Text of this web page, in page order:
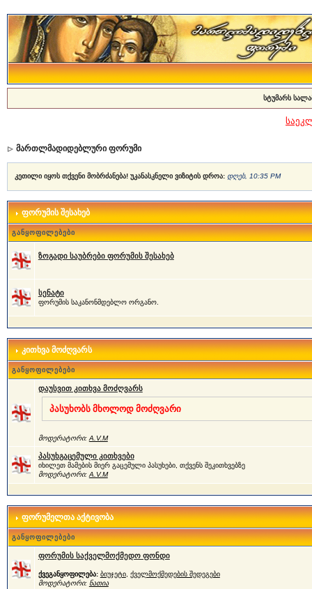
სტუმარს
მართლმადიდებლური ფორუმი
კეთილი იყოს თქვენი მობრძანება! უკანასკნელი ვიზიტის დროა: დღეს, 10:35 PM
ფორუმის შესახებ
განყოფილებები
ზოგადი საუბრები ფორუმის შესახებ
სენატი
ფორუმის საკანონმდებლო ორგანო.
კითხვა მოძღვარს
განყოფილებები
დაუსვით კითხვა მოძღვარს
პასუხობს მხოლოდ მოძღვარი
მოდერატორი: A.V.M
პასუხგაცემული კითხვები
იხილეთ მამების მიერ გაცემული პასუხები, თქვენს შეკითხვებზე
მოდერატორი: A.V.M
ფორუმელთა აქტივობა
განყოფილებები
ფორუმის საქველმოქმედო ფონდი
ქვეგანყოფილება: ბიუჯეტი, ქველმოქმედების შედეგები
მოდერატორი: ნათია